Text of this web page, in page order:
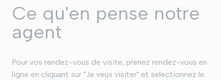
Ce qu'en pense notre
agent
Pour vos rendez-vous de visite, prenez rendez-vous en
ligne en cliquant sur "Je veux visiter" et selectionnez le